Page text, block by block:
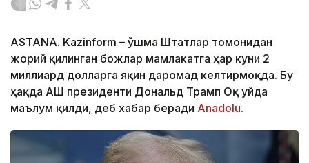
ASTANA. Kazinform – Қўшма Штатлар томонидан
жорий қилинган божлар мамлакатга ҳар куни 2
миллиард долларга яқин даромад келтирмоқда. Бу
ҳақда АҚШ президенти Дональд Трамп Оқ уйда
маълум қилди, деб хабар беради Anadolu.